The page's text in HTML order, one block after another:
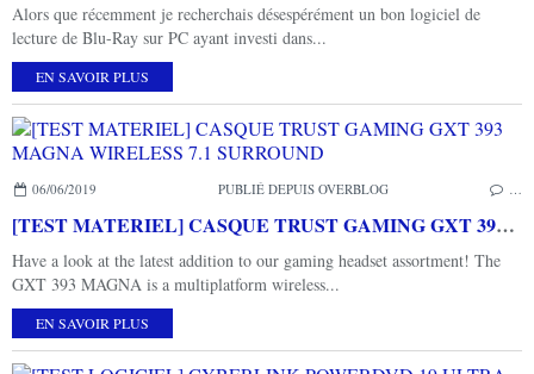
Alors que récemment je recherchais désespérément un bon logiciel de
lecture de Blu-Ray sur PC ayant investi dans...
EN SAVOIR PLUS
06/06/2019 PUBLIÉ DEPUIS OVERBLOG
[TEST MATERIEL] CASQUE TRUST GAMING GXT 393 MAGNA WIRELESS 7.1 SURROUND
Have a look at the latest addition to our gaming headset assortment! The
GXT 393 MAGNA is a multiplatform wireless...
EN SAVOIR PLUS